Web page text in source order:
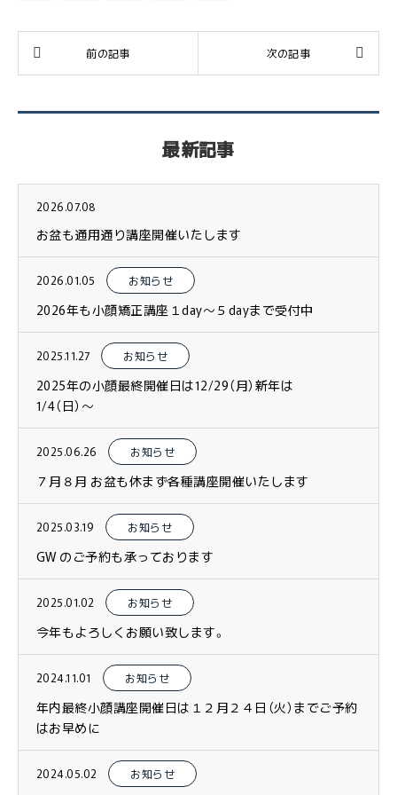
最新記事
2026.07.08
お盆も通用通り講座開催いたします
2026.01.05 お知らせ
2026年も小顔矯正講座１day〜５dayまで受付中
2025.11.27 お知らせ
2025年の小顔最終開催日は12/29（月）新年は
1/4（日）〜
2025.06.26 お知らせ
７月８月 お盆も休まず各種講座開催いたします
2025.03.19 お知らせ
GW のご予約も承っております
2025.01.02 お知らせ
今年もよろしくお願い致します。
2024.11.01 お知らせ
年内最終小顔講座開催日は１２月２４日（火）までご予約
はお早めに
2024.05.02 お知らせ